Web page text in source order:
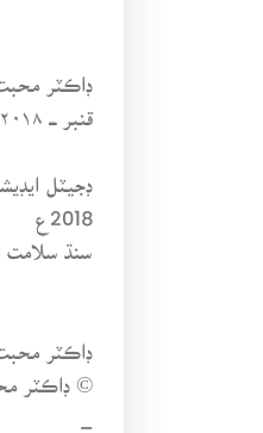
ڊاڪٽر
ڊجيٽل
2018ع
سنڌ سلامت
ڊاڪٽر
© ڊاڪٽر